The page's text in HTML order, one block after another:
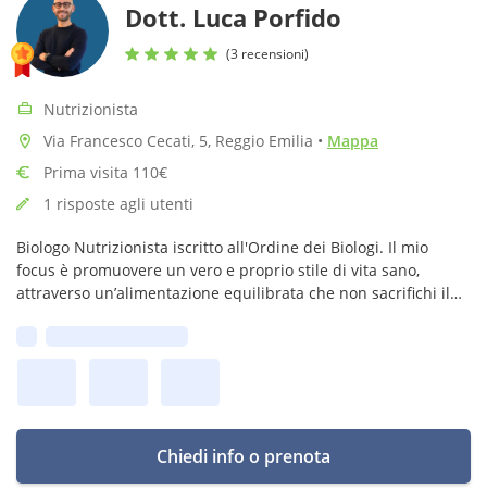
Dott. Luca Porfido
(3 recensioni)
Nutrizionista
Via Francesco Cecati, 5, Reggio Emilia • Mappa
Prima visita 110€
1 risposte agli utenti
Biologo Nutrizionista iscritto all'Ordine dei Biologi. Il mio
focus è promuovere un vero e proprio stile di vita sano,
attraverso un’alimentazione equilibrata che non sacrifichi il
Chiedi info o prenota